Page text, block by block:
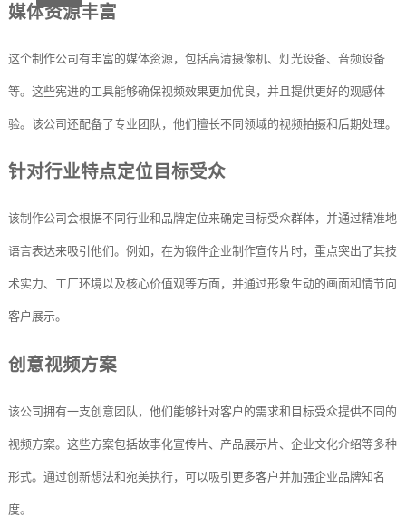
媒体资源丰富
这个制作公司有丰富的媒体资源，包括高清摄像机、灯光设备、音频设备
等。这些宪进的工具能够确保视频效果更加优良，并且提供更好的观感体
验。该公司还配备了专业团队，他们擅长不同领域的视频拍摄和后期处理。
针对行业特点定位目标受众
该制作公司会根据不同行业和品牌定位来确定目标受众群体，并通过精准地
语言表达来吸引他们。例如，在为锻件企业制作宣传片时，重点突出了其技
术实力、工厂环境以及核心价值观等方面，并通过形象生动的画面和情节向
客户展示。
创意视频方案
该公司拥有一支创意团队，他们能够针对客户的需求和目标受众提供不同的
视频方案。这些方案包括故事化宣传片、产品展示片、企业文化介绍等多种
形式。通过创新想法和宛美执行，可以吸引更多客户并加强企业品牌知名
度。